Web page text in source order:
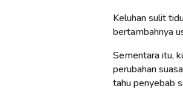
Keluhan sulit
bertambahnya
Sementara itu,
perubahan
tahu penyebab